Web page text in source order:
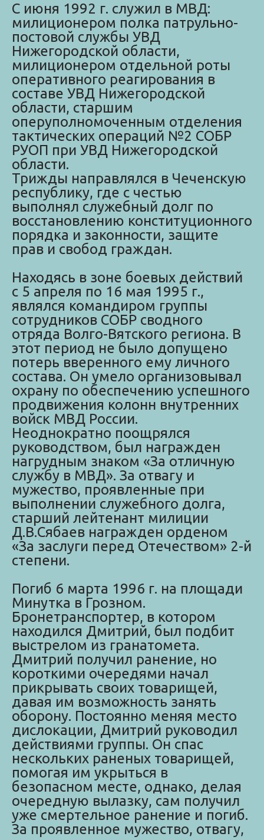
С июня 1992 г. служил в МВД:
милиционером полка патрульно-
постовой службы УВД
Нижегородской области,
милиционером отдельной роты
оперативного реагирования в
составе УВД Нижегородской
области, старшим
оперуполномоченным отделения
тактических операций №2 СОБР
РУОП при УВД Нижегородской
области.
Трижды направлялся в Чеченскую
республику, где с честью
выполнял служебный долг по
восстановлению конституционного
порядка и законности, защите
прав и свобод граждан.
Находясь в зоне боевых действий
с 5 апреля по 16 мая 1995 г.,
являлся командиром группы
сотрудников СОБР сводного
отряда Волго-Вятского региона. В
этот период не было допущено
потерь вверенного ему личного
состава. Он умело организовывал
охрану по обеспечению успешного
продвижения колонн внутренних
войск МВД России.
Неоднократно поощрялся
руководством, был награжден
нагрудным знаком «За отличную
службу в МВД». За отвагу и
мужество, проявленные при
выполнении служебного долга,
старший лейтенант милиции
Д.В.Сябаев награжден орденом
«За заслуги перед Отечеством» 2-й
степени.
Погиб 6 марта 1996 г. на площади
Минутка в Грозном.
Бронетранспортер, в котором
находился Дмитрий, был подбит
выстрелом из гранатомета.
Дмитрий получил ранение, но
короткими очередями начал
прикрывать своих товарищей,
давая им возможность занять
оборону. Постоянно меняя место
дислокации, Дмитрий руководил
действиями группы. Он спас
нескольких раненых товарищей,
помогая им укрыться в
безопасном месте, однако, делая
очередную вылазку, сам получил
уже смертельное ранение и погиб.
За проявленное мужество, отвагу,